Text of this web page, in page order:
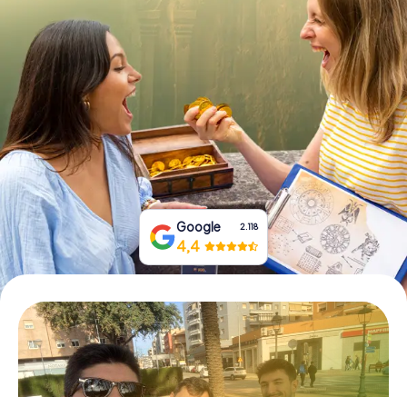
IE
IT
Prenota Biglietti
Acquista i Voucher
Google 2.118
4,4